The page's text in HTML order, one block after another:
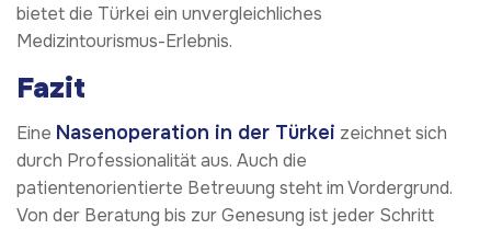
bietet die Türkei ein unvergleichliches
Medizintourismus-Erlebnis.
Fazit
Eine Nasenoperation in der Türkei zeichnet sich
durch Professionalität aus. Auch die
patientenorientierte Betreuung steht im Vordergrund.
Von der Beratung bis zur Genesung ist jeder Schritt